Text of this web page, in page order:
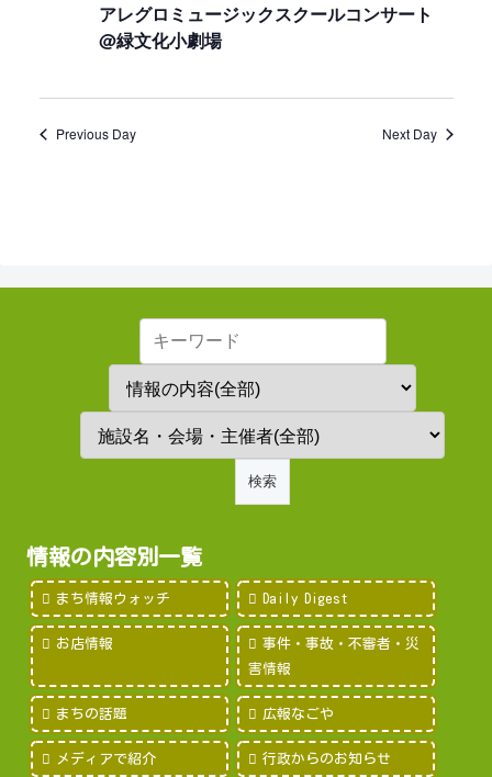
アレグロミュージックスクールコンサート
@緑文化小劇場
Previous Day Next Day
情報の内容別一覧
まち情報ウォッチ Daily Digest
お店情報
事件・事故・不審者・災
害情報
まちの話題 広報なごや
メディアで紹介 行政からのお知らせ